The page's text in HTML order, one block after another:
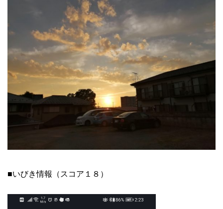
■いびき情報（スコア１８）